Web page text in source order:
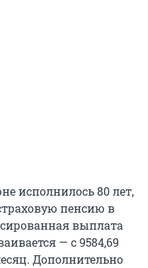
исполнилось 80 лет,
пенсию в
выплата
— с 9584,69
Дополнительно